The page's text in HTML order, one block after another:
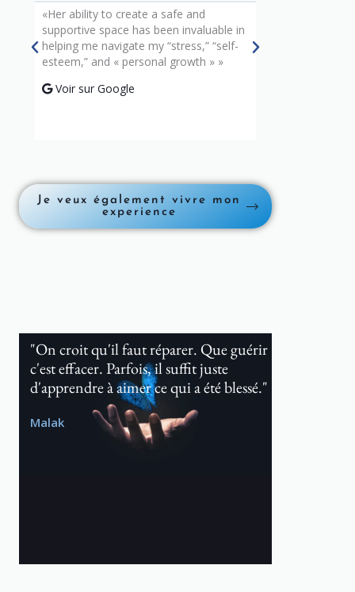
«Her ability to create a safe and
supportive space has been invaluable in
helping me navigate my “stress,” “self-
esteem,” and « personal growth » »
Voir sur Google
Je veux également vivre mon
experience
"On croit qu'il faut réparer. Que guérir
c'est effacer. Parfois, il suffit juste
d'apprendre à aimer ce qui a été blessé."
Malak